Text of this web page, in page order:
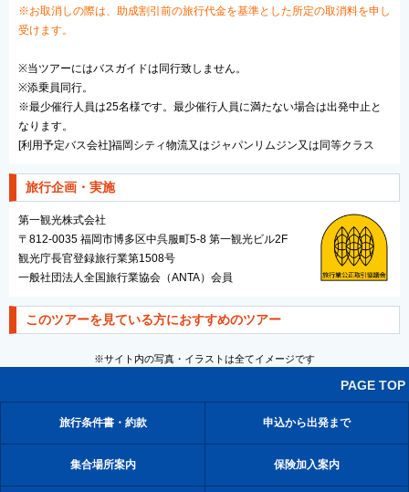
※お取消しの際は、助成割引前の旅行代金を基準とした所定の取消料を申し
受けます。
※当ツアーにはバスガイドは同行致しません。
※添乗員同行。
※最少催行人員は25名様です。最少催行人員に満たない場合は出発中止と
なります。
[利用予定バス会社]福岡シティ物流又はジャパンリムジン又は同等クラス
旅行企画・実施
第一観光株式会社
〒812-0035 福岡市博多区中呉服町5-8 第一観光ビル2F
観光庁長官登録旅行業第1508号
一般社団法人全国旅行業協会（ANTA）会員
このツアーを見ている方におすすめのツアー
PAGE TOP
※サイト内の写真・イラストは全てイメージです
旅行条件書・約款 申込から出発まで
集合場所案内 保険加入案内